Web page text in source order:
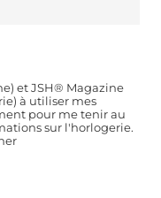
et JSH® Magazine
à utiliser mes
pour me tenir au
sur l'horlogerie.